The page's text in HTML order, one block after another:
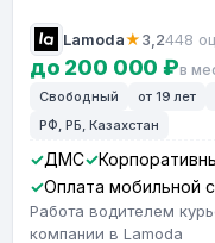
Lamoda★3,2448
до 200 000 ₽в
Свободный от 19 лет
РФ, РБ, Казахстан
ДМС
Оплата мобильной
Работа водителем
компании в Lamoda